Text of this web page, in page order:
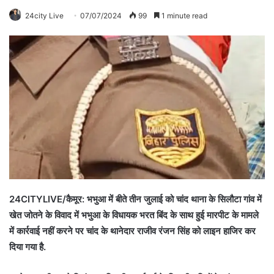
24city Live 07/07/2024 99 1 minute read
24CITYLIVE/कैमूर: भभुआ में बीते तीन जुलाई को चांद थाना के सिलौटा गांव में
खेत जोतने के विवाद में भभुआ के विधायक भरत बिंद के साथ हुई मारपीट के मामले
में कार्रवाई नहीं करने पर चांद के थानेदार राजीव रंजन सिंह को लाइन हाजिर कर
दिया गया है.